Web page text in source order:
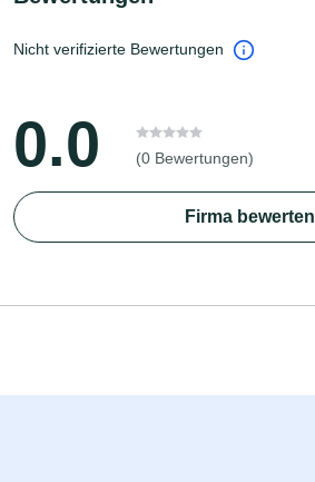
Nicht verifizierte Bewertungen
0.0 (0 Bewertungen)
Firma bewerten